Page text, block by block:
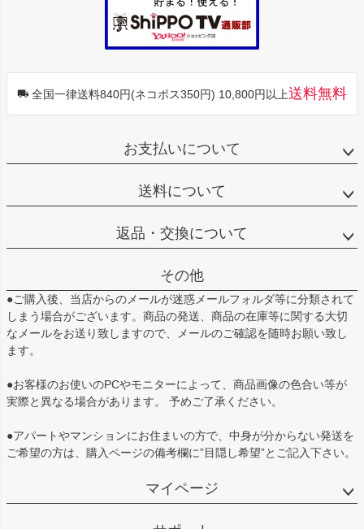
全国一律送料840円(ネコポス350円) 10,800円以上送料無料
お支払いについて
送料について
返品・交換について
その他
●ご購入後、当店からのメールが迷惑メールフォルダ等に分類されて
しまう場合がございます。商品の発送、商品の在庫等に関する大切
なメールをお送り致しますので、メールのご確認を随時お願い致し
ます。
●お客様のお使いのPCやモニターによって、商品画像の色合い等が
実際と異なる場合があります。 予めご了承ください。
●アパートやマンションにお住まいの方で、中身が分からない発送を
ご希望の方は、購入ページの備考欄に”目隠し希望”とご記入下さい。
マイページ